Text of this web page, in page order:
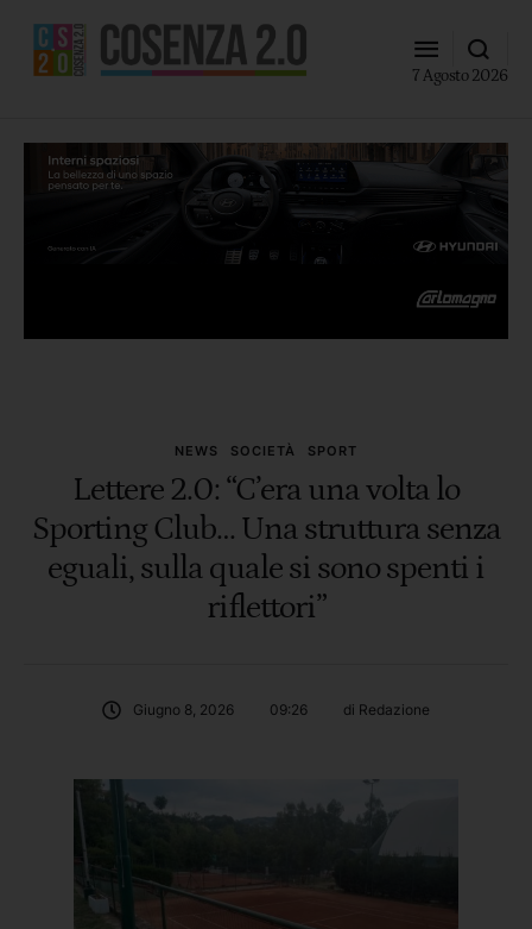
7 Agosto 2026
NEWS SOCIETÀ SPORT
Lettere 2.0: “C’era una volta lo
Sporting Club… Una struttura senza
eguali, sulla quale si sono spenti i
riflettori”
Giugno 8, 2026 09:26 di Redazione